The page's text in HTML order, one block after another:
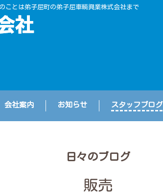
ことは弟子屈町の弟子屈車輌興業株式会社まで
会社案内 お知らせ スタッフブログ
日々のブログ
販売